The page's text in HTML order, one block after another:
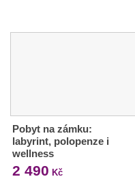
Pobyt na zámku:
labyrint, polopenze i
wellness
2 490 Kč